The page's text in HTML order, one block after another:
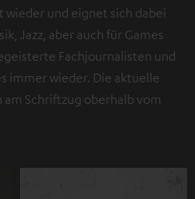
wieder und eignet sich dabei
Jazz, aber auch für Games
Fachjournalisten und
immer wieder. Die aktuelle
am Schriftzug oberhalb vom